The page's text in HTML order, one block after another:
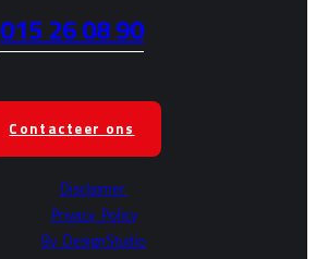
015 26 08 90
Contacteer ons
Disclaimer
Privacy Policy
By DesignStudio